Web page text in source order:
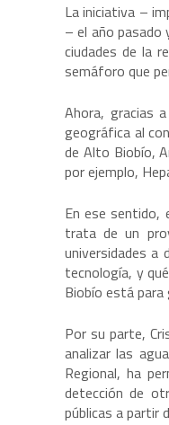
La iniciativa –
– el año pasado
ciudades de la
semáforo que
Ahora, gracias
geográfica al
de Alto Biobío,
por ejemplo,
En ese sentido,
trata de un
universidades a
tecnología, y
Biobío está para
Por su parte,
analizar las
Regional, ha
detección de
públicas a partir